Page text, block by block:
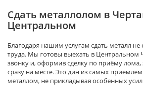
Сдать металлолом в
Центральном
Благодаря нашим услугам сдать металл не
труда. Мы готовы выехать в Центральном
звонку и, оформив сделку по приёму лома,
сразу на месте. Это дин из самых
металлом, не прикладывая особенных